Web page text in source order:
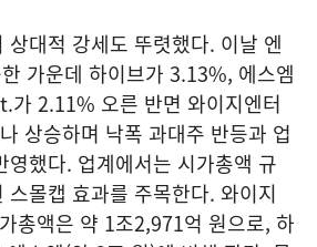
상대적 강세도 뚜렷했다. 이날 엔
가운데 하이브가 3.13%, 에스엠
가 2.11% 오른 반면 와이지엔터
상승하며 낙폭 과대주 반등과 업
영했다. 업계에서는 시가총액 규
스몰캡 효과를 주목한다. 와이지
총액은 약 1조2,971억 원으로, 하